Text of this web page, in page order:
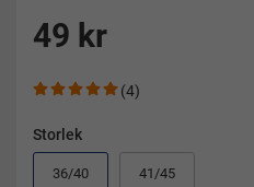
49 kr
(4)
Storlek
36/40 41/45